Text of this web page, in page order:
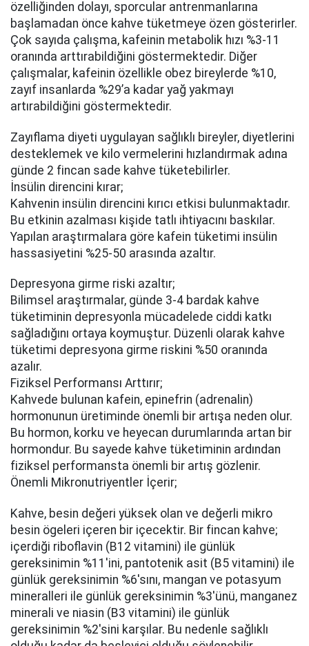
özelliğinden dolayı, sporcular antrenmanlarına
başlamadan önce kahve tüketmeye özen gösterirler.
Çok sayıda çalışma, kafeinin metabolik hızı %3-11
oranında arttırabildiğini göstermektedir. Diğer
çalışmalar, kafeinin özellikle obez bireylerde %10,
zayıf insanlarda %29’a kadar yağ yakmayı
artırabildiğini göstermektedir.
Zayıflama diyeti uygulayan sağlıklı bireyler, diyetlerini
desteklemek ve kilo vermelerini hızlandırmak adına
günde 2 fincan sade kahve tüketebilirler.
İnsülin direncini kırar;
Kahvenin insülin direncini kırıcı etkisi bulunmaktadır.
Bu etkinin azalması kişide tatlı ihtiyacını baskılar.
Yapılan araştırmalara göre kafein tüketimi insülin
hassasiyetini %25-50 arasında azaltır.
Depresyona girme riski azaltır;
Bilimsel araştırmalar, günde 3-4 bardak kahve
tüketiminin depresyonla mücadelede ciddi katkı
sağladığını ortaya koymuştur. Düzenli olarak kahve
tüketimi depresyona girme riskini %50 oranında
azalır.
Fiziksel Performansı Arttırır;
Kahvede bulunan kafein, epinefrin (adrenalin)
hormonunun üretiminde önemli bir artışa neden olur.
Bu hormon, korku ve heyecan durumlarında artan bir
hormondur. Bu sayede kahve tüketiminin ardından
fiziksel performansta önemli bir artış gözlenir.
Önemli Mikronutriyentler İçerir;
Kahve, besin değeri yüksek olan ve değerli mikro
besin ögeleri içeren bir içecektir. Bir fincan kahve;
içerdiği riboflavin (B12 vitamini) ile günlük
gereksinimin %11'ini, pantotenik asit (B5 vitamini) ile
günlük gereksinimin %6'sını, mangan ve potasyum
mineralleri ile günlük gereksinimin %3'ünü, manganez
minerali ve niasin (B3 vitamini) ile günlük
gereksinimin %2'sini karşılar. Bu nedenle sağlıklı